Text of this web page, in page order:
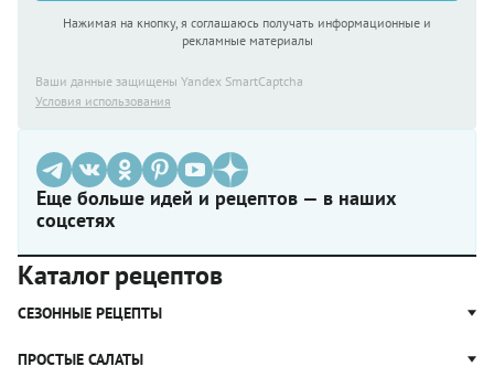
Нажимая на кнопку, я соглашаюсь получать информационные и
рекламные материалы
Ваши данные защищены Yandex SmartCaptcha
Условия использования
Еще больше идей и рецептов — в наших
соцсетях
Каталог рецептов
СЕЗОННЫЕ РЕЦЕПТЫ
Рецепты из капусты
ПРОСТЫЕ САЛАТЫ